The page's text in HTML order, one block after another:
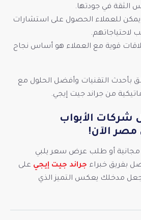
الثقة في جودتها.
للعملاء الحصول على استشارات
لاحتياجاتهم.
قوية مع العملاء هو أساس نجاح
بأحدث التقنيات وأفضل الحلول مع
من جراند جيت إيجي.
الأبواب
مصر الآن!
أو طلب عرض سعر يلبي
بفريق خبراء جراند جيت إيجي على
مدخلك يعكس التميز الذي